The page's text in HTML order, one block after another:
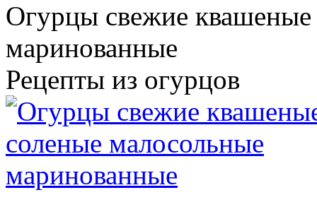
Огурцы свежие
маринованные
Рецепты из огурцов